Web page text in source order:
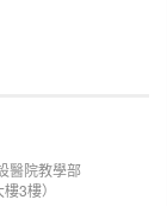
醫院教學部
3樓）